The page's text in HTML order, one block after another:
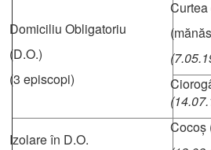
Domiciliu Obligatoriu
(D.O.)
(3 episcopi)
Izolare în D.O.
Cocoș